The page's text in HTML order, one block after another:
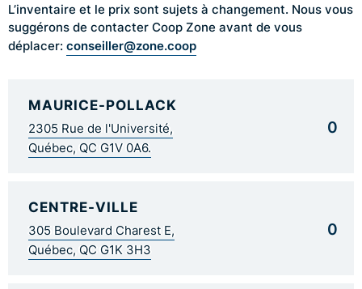
L’inventaire et le prix sont sujets à changement. Nous vous
suggérons de contacter Coop Zone avant de vous
déplacer: conseiller@zone.coop
MAURICE-POLLACK
2305 Rue de l'Université,
Québec, QC G1V 0A6.
0
CENTRE-VILLE
305 Boulevard Charest E,
Québec, QC G1K 3H3
0